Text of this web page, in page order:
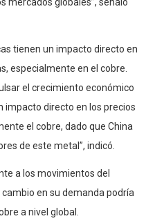
tienen un impacto directo en
especialmente en el cobre.
el crecimiento económico
impacto directo en los precios
el cobre, dado que China
de este metal”, indicó.
a los movimientos del
en su demanda podría
a nivel global.